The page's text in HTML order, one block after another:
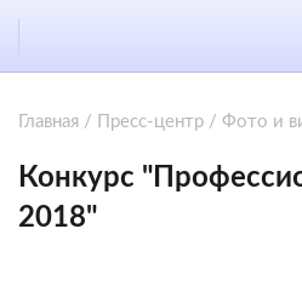
Главная / Пресс-центр / Фото и
Конкурс
2018"